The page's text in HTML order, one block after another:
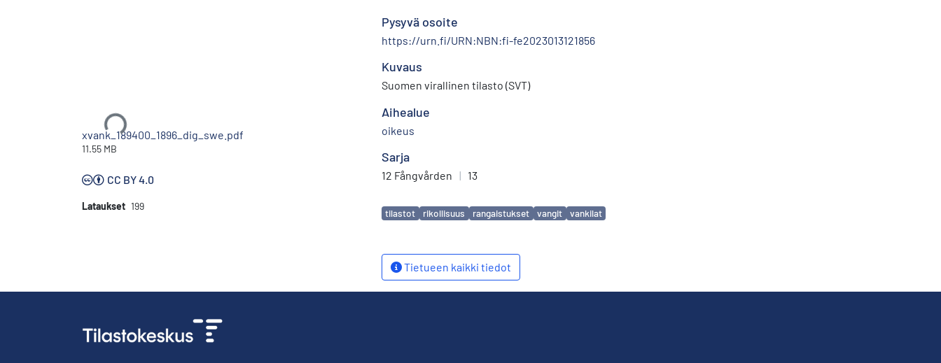
Ladataan...
xvank_189400_1896_dig_swe.pdf
11.55 MB
CC BY 4.0
Lataukset 199
Pysyvä osoite
https://urn.fi/URN:NBN:fi-fe2023013121856
Kuvaus
Suomen virallinen tilasto (SVT)
Aihealue
oikeus
Sarja
12 Fångvården | 13
Avainsanat
tilastot rikollisuus rangaistukset vangit vankilat
Tietueen kaikki tiedot